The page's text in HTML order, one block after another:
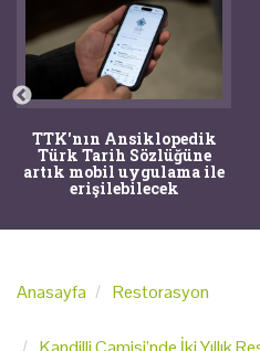
TTK'nın Ansiklopedik
Türk Tarih Sözlüğüne
artık mobil uygulama ile
erişilebilecek
Anasayfa Restorasyon